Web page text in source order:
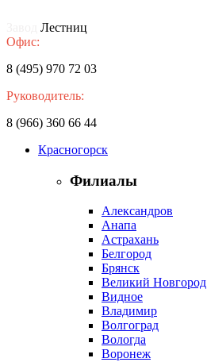
Лестниц
Офис:
8 (495) 970 72 03
Руководитель:
8 (966) 360 66 44
Красногорск
Филиалы
Александров
Анапа
Астрахань
Белгород
Брянск
Великий Новгород
Видное
Владимир
Волгоград
Вологда
Воронеж